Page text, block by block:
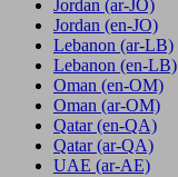
Jordan (ar-JO)
Jordan (en-JO)
Lebanon (ar-LB)
Lebanon (en-LB)
Oman (en-OM)
Oman (ar-OM)
Qatar (en-QA)
Qatar (ar-QA)
UAE (ar-AE)